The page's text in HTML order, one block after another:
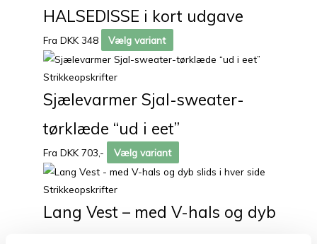
HALSEDISSE i kort udgave
Fra DKK 348 Vælg variant
Strikkeopskrifter
Sjælevarmer Sjal-sweater-
tørklæde “ud i eet”
Fra DKK 703,- Vælg variant
Strikkeopskrifter
Lang Vest – med V-hals og dyb